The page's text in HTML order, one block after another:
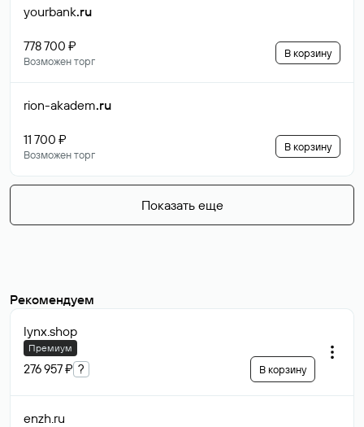
yourbank.ru
778 700 ₽
Возможен торг
В корзину
rion-akadem.ru
11 700 ₽
Возможен торг
В корзину
Показать еще
Рекомендуем
lynx.shop
Премиум
276 957 ₽ ? В корзину
enzh.ru